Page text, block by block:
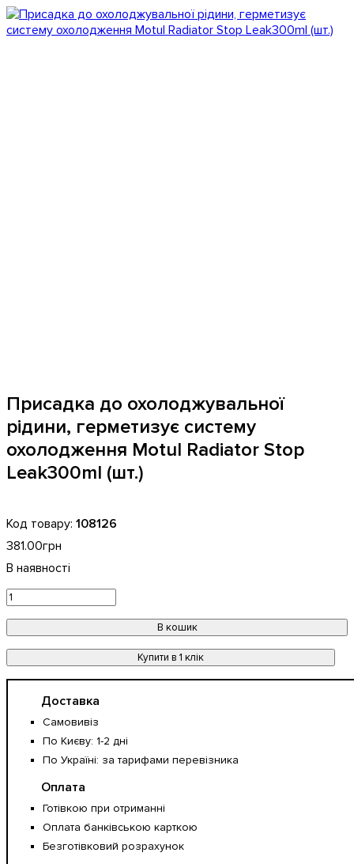
Присадка до охолоджувальної
рідини, герметизує систему
охолодження Motul Radiator Stop
Leak300ml (шт.)
108126
381.00грн
В кошик
Купити в 1 клік
Доставка
Самовивіз
По Києву: 1-2 дні
По Україні: за тарифами перевізника
Оплата
Готівкою при отриманні
Оплата банківською карткою
Безготівковий розрахунок